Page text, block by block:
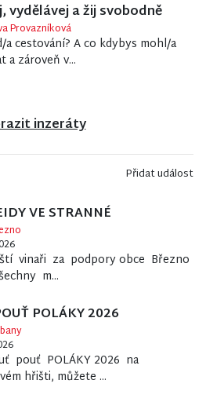
vydělávej a žij svobodně
Provazníková
a cestování? A co kdybys mohl/a
a zároveň v...
inzeráty
Přidat událost
VE STRANNÉ
vinaři za podpory obce Březno
m...
POLÁKY 2026
pouť POLÁKY 2026 na
hřišti, můžete ...